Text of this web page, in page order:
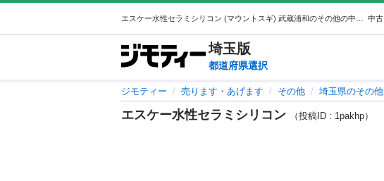
中古
埼玉版
都道府県選択
ジモティー 売ります・あげます その他 埼玉県のその他
エスケー水性セラミシリコン （投稿ID : 1pakhp）